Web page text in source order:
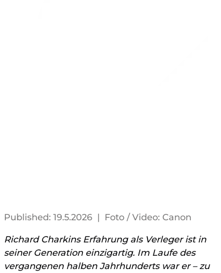
Published: 19.5.2026 | Foto / Video: Canon
Richard Charkins Erfahrung als Verleger ist in
seiner Generation einzigartig. Im Laufe des
vergangenen halben Jahrhunderts war er – zu